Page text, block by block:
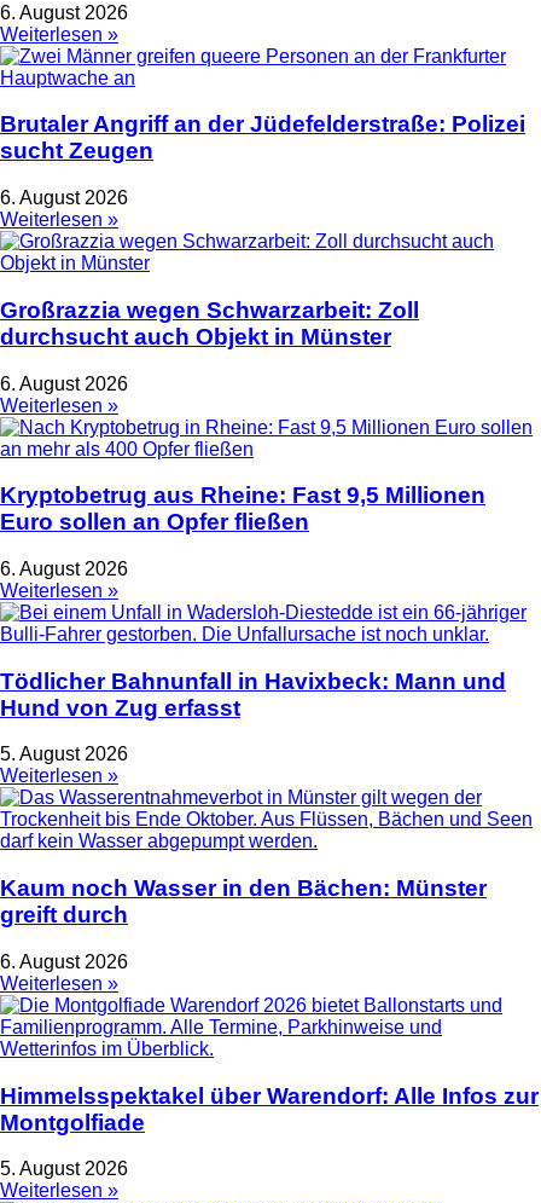
6. August 2026
Weiterlesen »
Brutaler Angriff an der Jüdefelderstraße: Polizei
sucht Zeugen
6. August 2026
Weiterlesen »
Großrazzia wegen Schwarzarbeit: Zoll
durchsucht auch Objekt in Münster
6. August 2026
Weiterlesen »
Kryptobetrug aus Rheine: Fast 9,5 Millionen
Euro sollen an Opfer fließen
6. August 2026
Weiterlesen »
Tödlicher Bahnunfall in Havixbeck: Mann und
Hund von Zug erfasst
5. August 2026
Weiterlesen »
Kaum noch Wasser in den Bächen: Münster
greift durch
6. August 2026
Weiterlesen »
Himmelsspektakel über Warendorf: Alle Infos zur
Montgolfiade
5. August 2026
Weiterlesen »